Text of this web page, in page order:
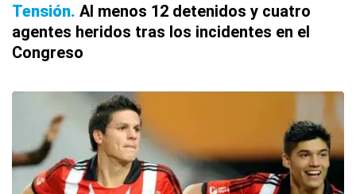
Tensión Al menos 12 detenidos y cuatro
agentes heridos tras los incidentes en el
Congreso